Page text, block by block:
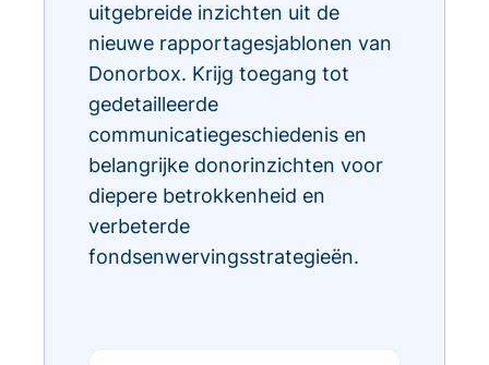
uitgebreide inzichten uit de
nieuwe rapportagesjablonen van
Donorbox. Krijg toegang tot
gedetailleerde
communicatiegeschiedenis en
belangrijke donorinzichten voor
diepere betrokkenheid en
verbeterde
fondsenwervingsstrategieën.